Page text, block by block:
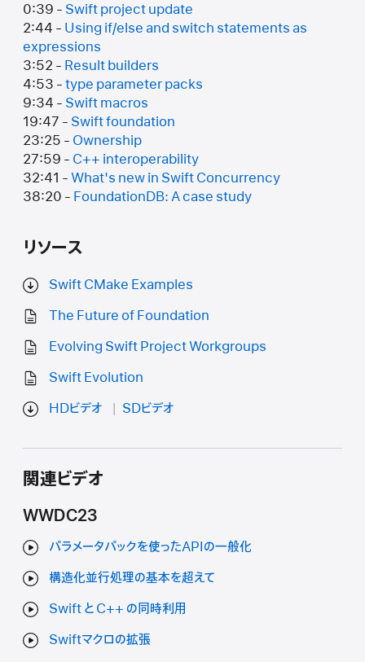
0:39 - Swift project update
2:44 - Using if/else and switch statements as
expressions
3:52 - Result builders
4:53 - type parameter packs
9:34 - Swift macros
19:47 - Swift foundation
23:25 - Ownership
27:59 - C++ interoperability
32:41 - What's new in Swift Concurrency
38:20 - FoundationDB: A case study
リソース
Swift CMake Examples
The Future of Foundation
Evolving Swift Project Workgroups
Swift Evolution
HDビデオ
SDビデオ
関連ビデオ
WWDC23
パラメータパックを使ったAPIの一般化
構造化並行処理の基本を超えて
Swift と C++ の同時利用
Swiftマクロの拡張